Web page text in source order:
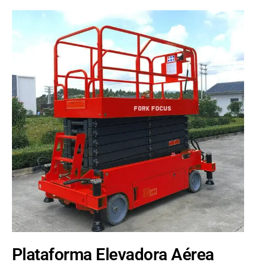
Plataforma Elevadora Aérea